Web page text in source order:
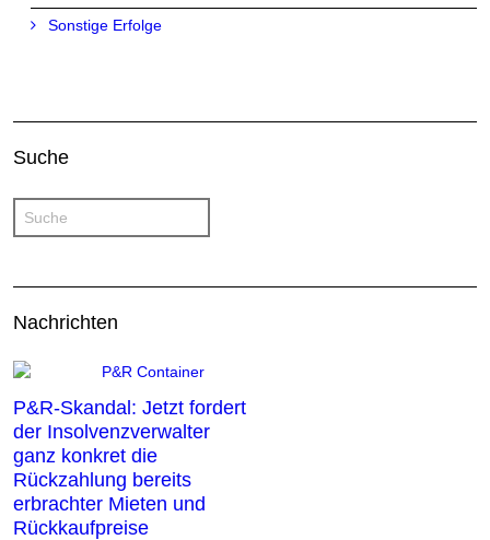
Sonstige Erfolge
Suche
Nachrichten
P&R-Skandal: Jetzt fordert
der Insolvenzverwalter
ganz konkret die
Rückzahlung bereits
erbrachter Mieten und
Rückkaufpreise